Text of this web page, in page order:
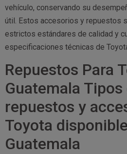
vehículo, conservando su
útil. Estos accesorios y repuestos
estrictos estándares de calidad y
especificaciones técnicas de
Repuestos Para
Guatemala Tipos
repuestos y
Toyota
Guatemala